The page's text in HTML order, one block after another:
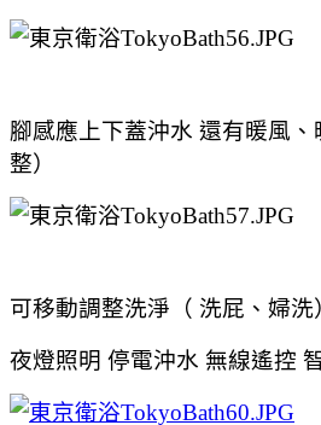
腳感應上下蓋沖水 還有暖風
整）
可移動調整洗淨（ 洗屁、婦洗
夜燈照明 停電沖水 無線遙控